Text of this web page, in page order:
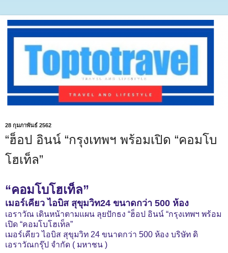
28 กุมภาพันธ์ 2562
“ฮ็อป อินน์ “กรุงเทพฯ พร้อมเปิด “คอมโบ
โฮเท็ล”
“คอมโบโฮเท็ล”
เมอร์เคียว ไอบิส สุขุมวิท24 ขนาดกว่า 500 ห้อง
เอราวัณ เดินหน้าตามแผน ลุยปักธง “ฮ็อป อินน์ “กรุงเทพฯ พร้อม
เปิด “คอมโบโฮเท็ล”
เมอร์เคียว ไอบิส สุขุมวิท 24 ขนาดกว่า 500 ห้อง บริษัท ดิ
เอราวัณกรุ๊ป จำกัด ( มหาชน )